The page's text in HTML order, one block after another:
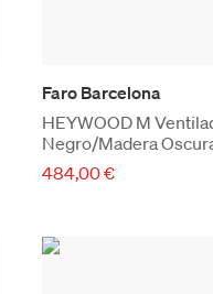
Faro Barcelona
HEYWOOD M
Negro/Madera
484,00 €